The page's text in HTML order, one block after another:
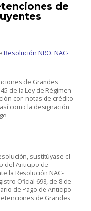
de
Resolución NRO. NAC-
de Grandes
de la Ley de Régimen
con notas de crédito
como la designación
sustitúyase el
del Anticipo de
la Resolución NAC-
Oficial 698, de 8 de
de Pago de Anticipo
de Grandes